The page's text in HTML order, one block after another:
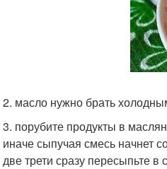
2. масло нужно брать
3. порубите продукты в
иначе сыпучая смесь начнет
две трети сразу пересыпьте